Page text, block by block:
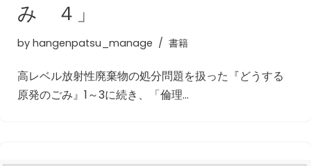
み ４」
by hangenpatsu_manage 書籍
高レベル放射性廃棄物の処分問題を扱った『どうする
原発のごみ』1～3に続き、「倫理…